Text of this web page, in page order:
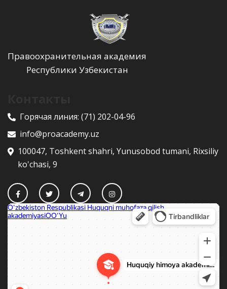
Правоохранительная академия
Республики Узбекистан
Горячая линия: (71) 202-04-96
info@proacademy.uz
100047, Toshkent shahri, Yunusobod tumani, Rixsiliy
ko'chasi, 9